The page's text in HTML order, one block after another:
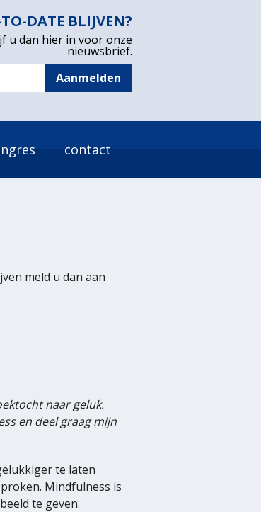
DATE BLIJVEN?
u dan hier in voor onze
nieuwsbrief.
contact
meld u dan aan
naar geluk.
en deel graag mijn
te laten
Mindfulness is
te geven.